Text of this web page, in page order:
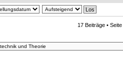
17 Beiträge • Seite